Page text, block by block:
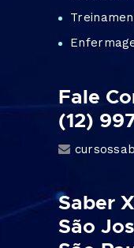
Fale
(12)
Saber X
São